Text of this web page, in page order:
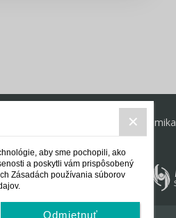
Ekonomika
aby sme pochopili, ako
a poskytli vám prispôsobený
Zásadách používania súborov
Odmietnuť